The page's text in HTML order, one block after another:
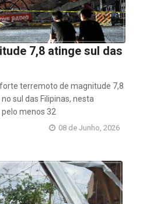
7,8 atinge sul das
terremoto de magnitude 7,8
sul das Filipinas, nesta
menos 32
08 de Junho, 2026